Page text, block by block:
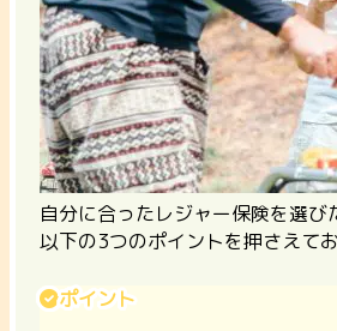
自分に合ったレジャー保険を選び
以下の3つのポイントを押さえて
ポイント